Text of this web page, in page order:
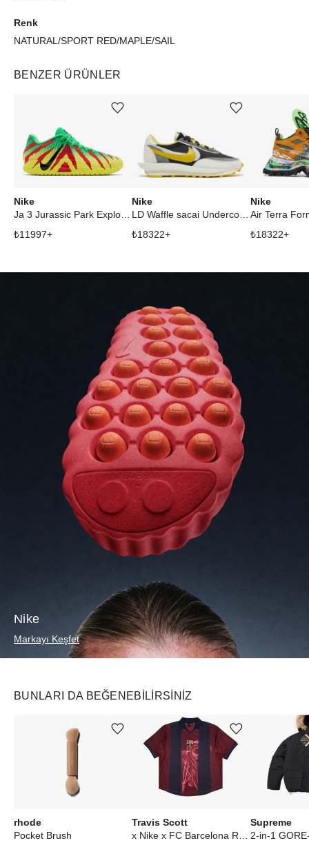
Renk
NATURAL/SPORT RED/MAPLE/SAIL
BENZER ÜRÜNLER
Nike
₺11997+
Ürünü istek listesine ekle veya listeden çıkar
Nike
₺18322+
Ürünü istek listesine ekle veya listeden çıkar
Nike
₺18322+
Nike
Markayı Keşfet
BUNLARI DA BEĞENEBILIRSINIZ
rhode
Pocket Brush
Ürünü istek listesine ekle veya listeden çıkar
Travis Scott
x Nike x FC Barcelona Retro 2000/01 Home Skeleton Jersey Multicolor
Ürünü istek listesine ekle veya listeden çıkar
Supreme